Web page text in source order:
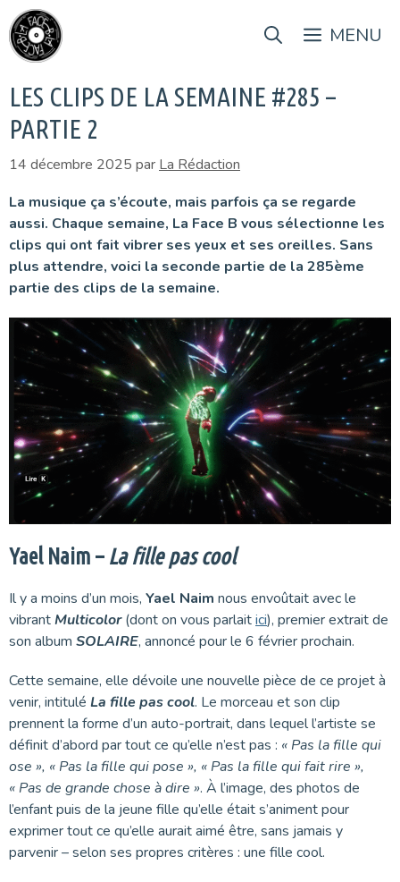
Aller
au
contenu
MENU
LES CLIPS DE LA SEMAINE #285 –
PARTIE 2
14 décembre 2025 par La Rédaction
La musique ça s’écoute, mais parfois ça se regarde
aussi. Chaque semaine, La Face B vous sélectionne les
clips qui ont fait vibrer ses yeux et ses oreilles. Sans
plus attendre, voici la seconde partie de la 285ème
partie des clips de la semaine.
Yael Naim – La fille pas cool
Il y a moins d’un mois, Yael Naim nous envoûtait avec le
vibrantMulticolor(dont on vous parlaitici), premier extrait de
son album SOLAIRE, annoncé pour le 6 février prochain.
Cette semaine, elle dévoile une nouvelle pièce de ce projet à
venir, intitulé La fille pas cool. Le morceau et son clip
prennent la forme d’un auto-portrait, dans lequel l’artiste se
définit d’abord par tout ce qu’elle n’est pas : « Pas la fille qui
ose », « Pas la fille qui pose », « Pas la fille qui fait rire »,
« Pas de grande chose à dire ». À l’image, des photos de
l’enfant puis de la jeune fille qu’elle était s’animent pour
exprimer tout ce qu’elle aurait aimé être, sans jamais y
parvenir – selon ses propres critères : une fille cool.